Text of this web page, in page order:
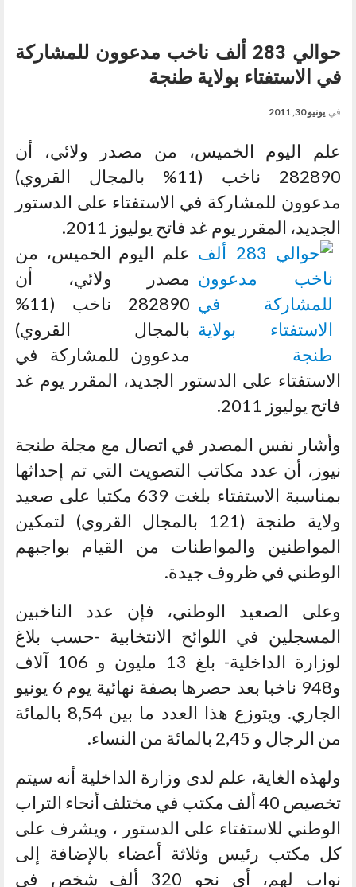
حوالي 283 ألف ناخب مدعوون للمشاركة
في الاستفتاء بولاية طنجة
في يونيو 30, 2011
علم اليوم الخميس، من مصدر ولائي، أن
282890 ناخب (11% بالمجال القروي)
مدعوون للمشاركة في الاستفتاء على الدستور
الجديد، المقرر يوم غد فاتح يوليوز 2011.
علم اليوم الخميس، من
مصدر ولائي، أن
282890 ناخب (11%
بالمجال القروي)
مدعوون للمشاركة في
الاستفتاء على الدستور الجديد، المقرر يوم غد
فاتح يوليوز 2011.
وأشار نفس المصدر في اتصال مع مجلة طنجة
نيوز، أن عدد مكاتب التصويت التي تم إحداثها
بمناسبة الاستفتاء بلغت 639 مكتبا على صعيد
ولاية طنجة (121 بالمجال القروي) لتمكين
المواطنين والمواطنات من القيام بواجبهم
الوطني في ظروف جيدة.
وعلى الصعيد الوطني، فإن عدد الناخبين
المسجلين في اللوائح الانتخابية -حسب بلاغ
لوزارة الداخلية- بلغ 13 مليون و 106 آلاف
و948 ناخبا بعد حصرها بصفة نهائية يوم 6 يونيو
الجاري. ويتوزع هذا العدد ما بين 8,54 بالمائة
من الرجال و 2,45 بالمائة من النساء.
ولهذه الغاية، علم لدى وزارة الداخلية أنه سيتم
تخصيص 40 ألف مكتب في مختلف أنحاء التراب
الوطني للاستفتاء على الدستور ، ويشرف على
كل مكتب رئيس وثلاثة أعضاء بالإضافة إلى
نواب لهم، أي نحو 320 ألف شخص في